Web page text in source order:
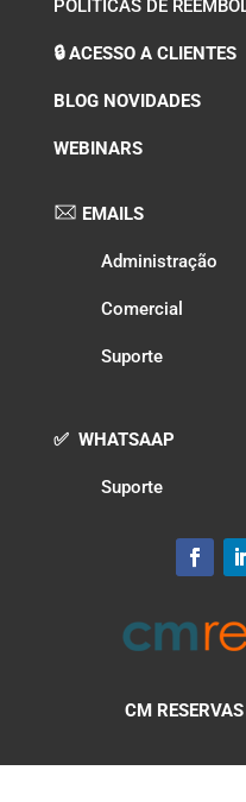
POLITICAS DE
🔒 ACESSO A CLIENTES
BLOG NOVIDADES
WEBINARS
EMAILS
Administração
Comercial
Suporte
✅ WHATSAAP
Suporte
CM